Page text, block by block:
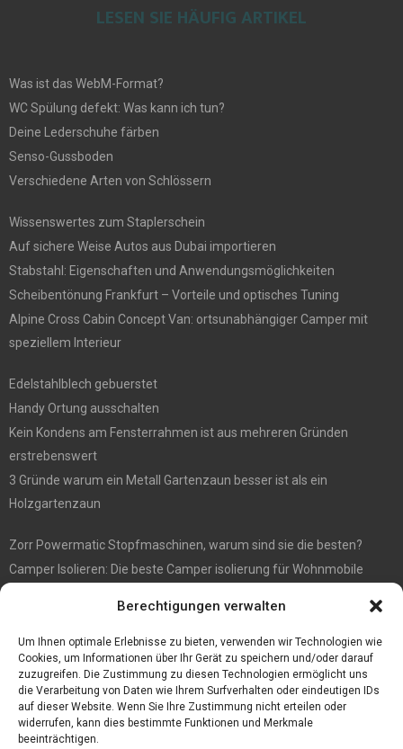
Berechtigungen verwalten
Um Ihnen optimale Erlebnisse zu bieten, verwenden wir Technologien wie
Cookies, um Informationen über Ihr Gerät zu speichern und/oder darauf
zuzugreifen. Die Zustimmung zu diesen Technologien ermöglicht uns
die Verarbeitung von Daten wie Ihrem Surfverhalten oder eindeutigen IDs
auf dieser Website. Wenn Sie Ihre Zustimmung nicht erteilen oder
widerrufen, kann dies bestimmte Funktionen und Merkmale
beeinträchtigen.
LESEN SIE HÄUFIG ARTIKEL
Was ist das WebM-Format?
WC Spülung defekt: Was kann ich tun?
Deine Lederschuhe färben
Senso-Gussboden
Verschiedene Arten von Schlössern
Wissenswertes zum Staplerschein
Auf sichere Weise Autos aus Dubai importieren
Stabstahl: Eigenschaften und Anwendungsmöglichkeiten
Scheibentönung Frankfurt – Vorteile und optisches Tuning
Alpine Cross Cabin Concept Van: ortsunabhängiger Camper mit
speziellem Interieur
Edelstahlblech gebuerstet
Handy Ortung ausschalten
Kein Kondens am Fensterrahmen ist aus mehreren Gründen
erstrebenswert
3 Gründe warum ein Metall Gartenzaun besser ist als ein
Holzgartenzaun
Zorr Powermatic Stopfmaschinen, warum sind sie die besten?
Camper Isolieren: Die beste Camper isolierung für Wohnmobile
Immobilienmakler Gökay Gündüz
Masterarbeit auf Englisch: Anleitung zum Verfassen